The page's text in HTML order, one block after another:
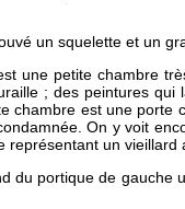
un squelette et un
une petite chambre
; des peintures
chambre est une
On y voit
un
du portique de